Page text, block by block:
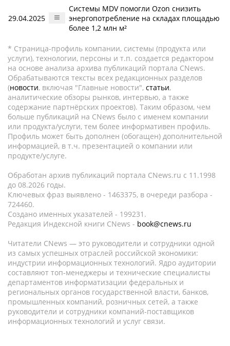
29.04.2025
Системы MDV помогли Ozon снизить
энергопотребление на складах площадью
более 1,2 млн м²
* Страница-профиль компании, системы (продукта или
услуги), технологии, персоны и т.п. создается редактором
на основе анализа архива публикаций портала CNews.
Обрабатываются тексты всех редакционных разделов
(новости, включая "Главные новости", статьи,
аналитические обзоры рынков, интервью, а также
содержание партнёрских проектов). Таким образом, чем
больше публикаций на CNews было с именем компании
или продукта/услуги, тем более информативен профиль.
Профиль может быть дополнен (обогащен) дополнительной
информацией, в т.ч. презентацией о компании или
продукте/услуге.
Обработан архив публикаций портала CNews.ru c 11.1998
до 08.2026 годы.
Ключевых фраз выявлено - 1463375, в очереди разбора -
724460.
Создано именных указателей - 199231.
Редакция Индексной книги CNews - book@cnews.ru
Читатели CNews — это руководители и сотрудники одной
из самых успешных отраслей российской экономики:
индустрии информационных технологий. Ядро аудитории
составляют топ-менеджеры и технические специалисты
департаментов информатизации федеральных и
региональных органов государственной власти, банков,
промышленных компаний, розничных сетей, а также
руководители и сотрудники компаний-поставщиков
информационных технологий и услуг связи.